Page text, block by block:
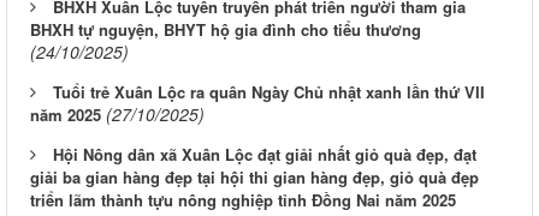
BHXH Xuân Lộc tuyên truyền phát triển người tham gia
BHXH tự nguyện, BHYT hộ gia đình cho tiểu thương
(24/10/2025)
Tuổi trẻ Xuân Lộc ra quân Ngày Chủ nhật xanh lần thứ VII
năm 2025 (27/10/2025)
Hội Nông dân xã Xuân Lộc đạt giải nhất giỏ quà đẹp, đạt
giải ba gian hàng đẹp tại hội thi gian hàng đẹp, giỏ quà đẹp
triển lãm thành tựu nông nghiệp tỉnh Đồng Nai năm 2025